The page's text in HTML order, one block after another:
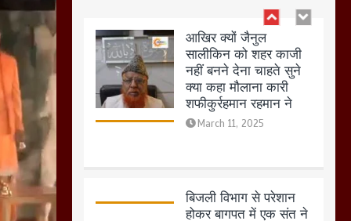
बिजली विभाग से परेशान
होकर बागपत में एक संत ने
सरकार को दी आमरण
अनशन की चेतावनी
March 8, 2025
मेरठ सुराजकुंड शमशान
घाट में चिता से अस्थि